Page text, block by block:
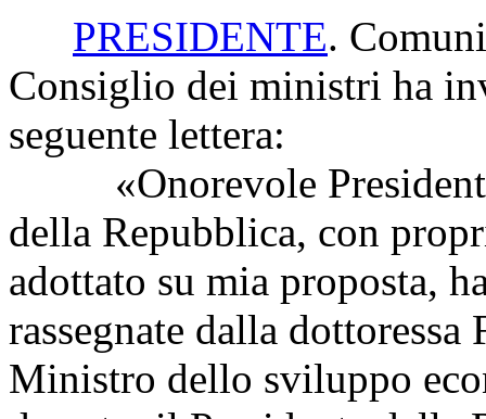
PRESIDENTE.
Consiglio dei ministri ha
seguente lettera:
«Onorevole
della Repubblica, con
adottato su mia proposta,
rassegnate dalla
Ministro dello sviluppo